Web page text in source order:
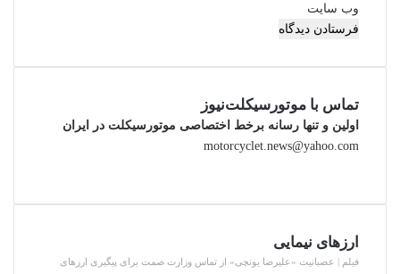
وب‌ سایت
تماس با موتورسیکلت‌نیوز
اولین و تنها رسانه برخط اختصاصی موتورسیکلت در ایران
motorcyclet.news@yahoo.com
ارزهای نیمایی
فیلم | عصبانیت «علیرضا یونچی» از تماس وزارت صمت برای پیگیری ارزهای